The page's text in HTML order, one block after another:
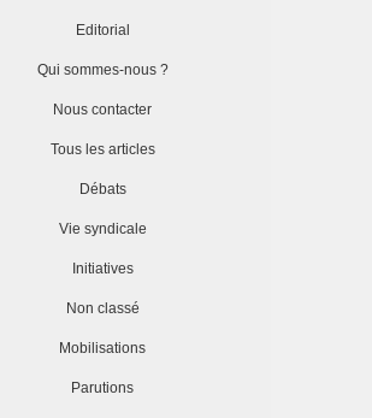
Editorial
Qui sommes-nous ?
Nous contacter
Tous les articles
Débats
Vie syndicale
Initiatives
Non classé
Mobilisations
Parutions